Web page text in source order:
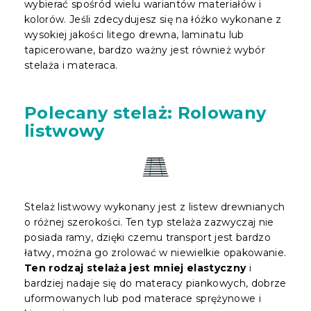
wybierać spośród wielu wariantów materiałów i
kolorów. Jeśli zdecydujesz się na łóżko wykonane z
wysokiej jakości litego drewna, laminatu lub
tapicerowane, bardzo ważny jest również wybór
stelaża i materaca.
Polecany stelaż: Rolowany
listwowy
Stelaż listwowy wykonany jest z listew drewnianych
o różnej szerokości. Ten typ stelaża zazwyczaj nie
posiada ramy, dzięki czemu transport jest bardzo
łatwy, można go zrolować w niewielkie opakowanie.
Ten rodzaj stelaża jest mniej elastycznyi
bardziej nadaje się do materacy piankowych, dobrze
uformowanych lub pod materace sprężynowe i